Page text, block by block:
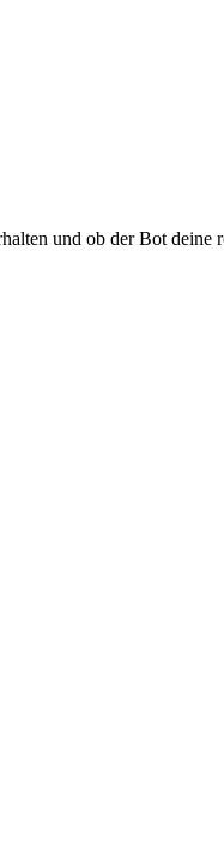
und ob der Bot deine